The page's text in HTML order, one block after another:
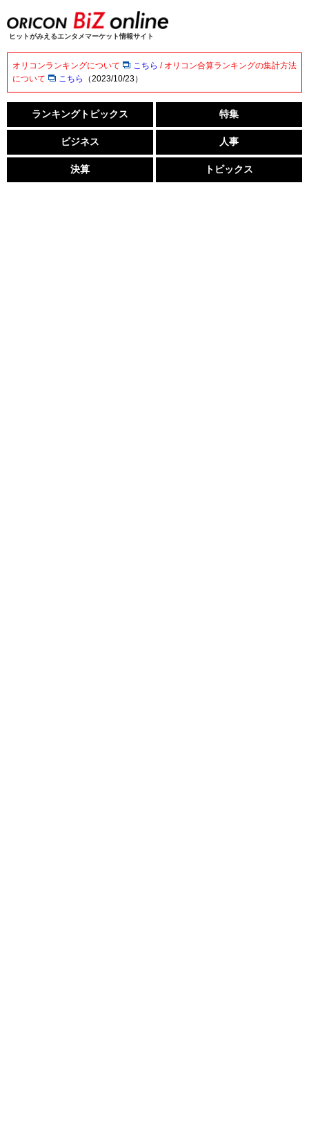
ヒットがみえるエンタメマーケット情報サイト
オリコンランキングについて こちら / オリコン合算ランキングの集計方法
について
こちら （2023/10/23）
ランキングトピックス 特集
ビジネス 人事
決算 トピックス